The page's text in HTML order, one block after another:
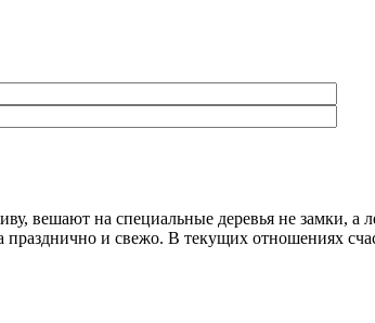
вешают на специальные деревья не замки,
празднично и свежо. В текущих отношениях